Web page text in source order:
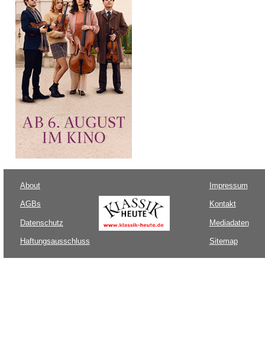
About
AGBs
Datenschutz
Haftungsausschluss
Impressum
Kontakt
Mediadaten
Sitemap